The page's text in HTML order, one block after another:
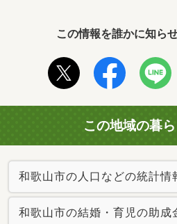
この情報を誰かに知ら
この地域の暮
和歌山市の人口などの統計情
和歌山市の結婚・育児の助成